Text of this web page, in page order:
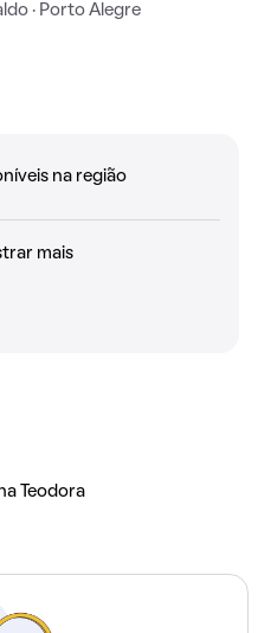
· Porto Alegre
na região
mais
Teodora